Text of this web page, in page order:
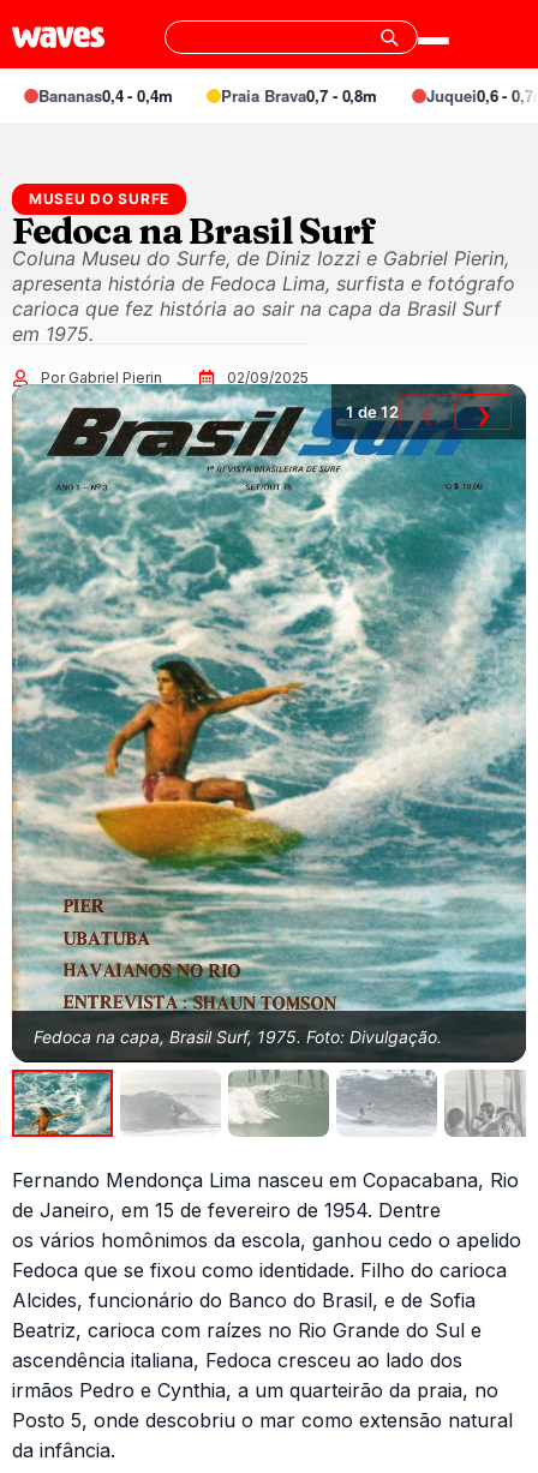
Bananas0,4 - 0,4m Praia Brava0,7 - 0,8m Juquei0,6 - 0,7m
MUSEU DO SURFE
Fedoca na Brasil Surf
Coluna Museu do Surfe, de Diniz Iozzi e Gabriel Pierin,
apresenta história de Fedoca Lima, surfista e fotógrafo
carioca que fez história ao sair na capa da Brasil Surf
em 1975.
Por Gabriel Pierin 02/09/2025
Fedoca na capa, Brasil Surf, 1975. Foto: Divulgação.
1de 12 ❮ ❯
Fernando Mendonça Lima nasceu em Copacabana, Rio
de Janeiro, em 15 de fevereiro de 1954. Dentre
os vários homônimos da escola, ganhou cedo o apelido
Fedoca que se fixou como identidade. Filho do carioca
Alcides, funcionário do Banco do Brasil, e de Sofia
Beatriz, carioca com raízes no Rio Grande do Sul e
ascendência italiana, Fedoca cresceu ao lado dos
irmãos Pedro e Cynthia, a um quarteirão da praia, no
Posto 5, onde descobriu o mar como extensão natural
da infância.